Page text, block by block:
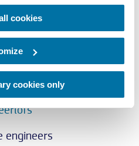
cookies
cookies only
engineers